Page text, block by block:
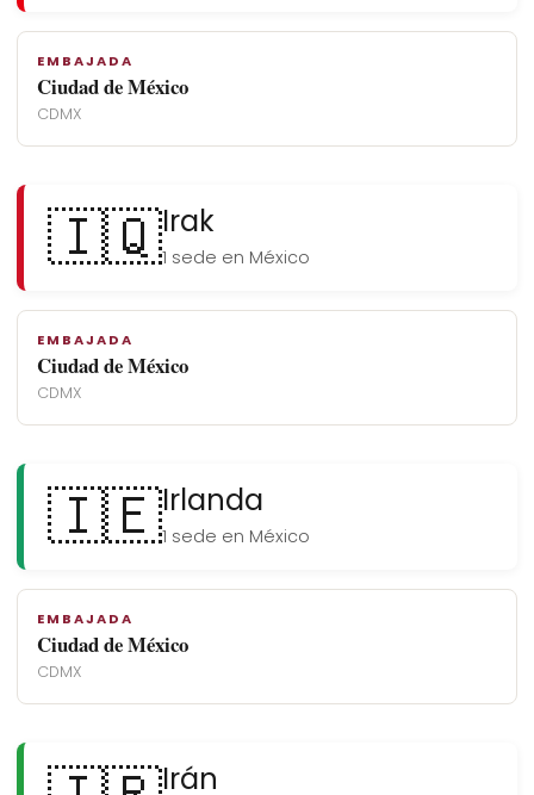
EMBAJADA
Ciudad de México
CDMX
🇮🇶Irak
1 sede en México
EMBAJADA
Ciudad de México
CDMX
🇮🇪Irlanda
1 sede en México
EMBAJADA
Ciudad de México
CDMX
Irán